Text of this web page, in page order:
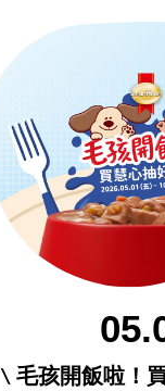
\ 毛孩開飯啦！